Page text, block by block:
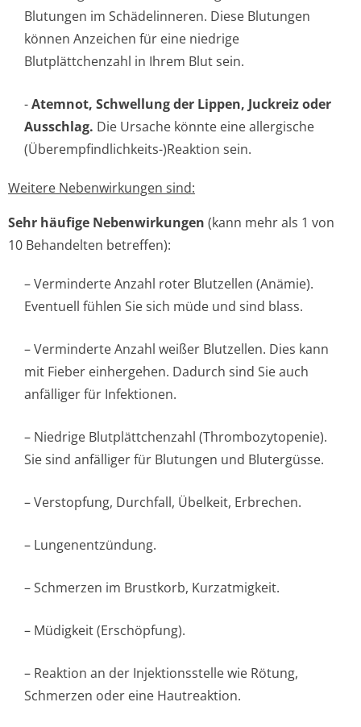
Blutungen im Schädelinneren. Diese Blutungen
können Anzeichen für eine niedrige
Blutplättchenzahl in Ihrem Blut sein.
-Atemnot, Schwellung der Lippen, Juckreiz oder
Ausschlag. Die Ursache könnte eine allergische
(Überempfindlichke­its-)Reaktion sein.
Weitere Nebenwirkungen sind:
Sehr häufige Nebenwirkungen (kann mehr als 1 von
10 Behandelten betreffen):
– Verminderte Anzahl roter Blutzellen (Anämie).
Eventuell fühlen Sie sich müde und sind blass.
– Verminderte Anzahl weißer Blutzellen. Dies kann
mit Fieber einhergehen. Dadurch sind Sie auch
anfälliger für Infektionen.
– Niedrige Blutplättchenzahl (Thrombozytopenie).
Sie sind anfälliger für Blutungen und Blutergüsse.
– Verstopfung, Durchfall, Übelkeit, Erbrechen.
– Lungenentzündung.
– Schmerzen im Brustkorb, Kurzatmigkeit.
– Müdigkeit (Erschöpfung).
– Reaktion an der Injektionsstelle wie Rötung,
Schmerzen oder eine Hautreaktion.